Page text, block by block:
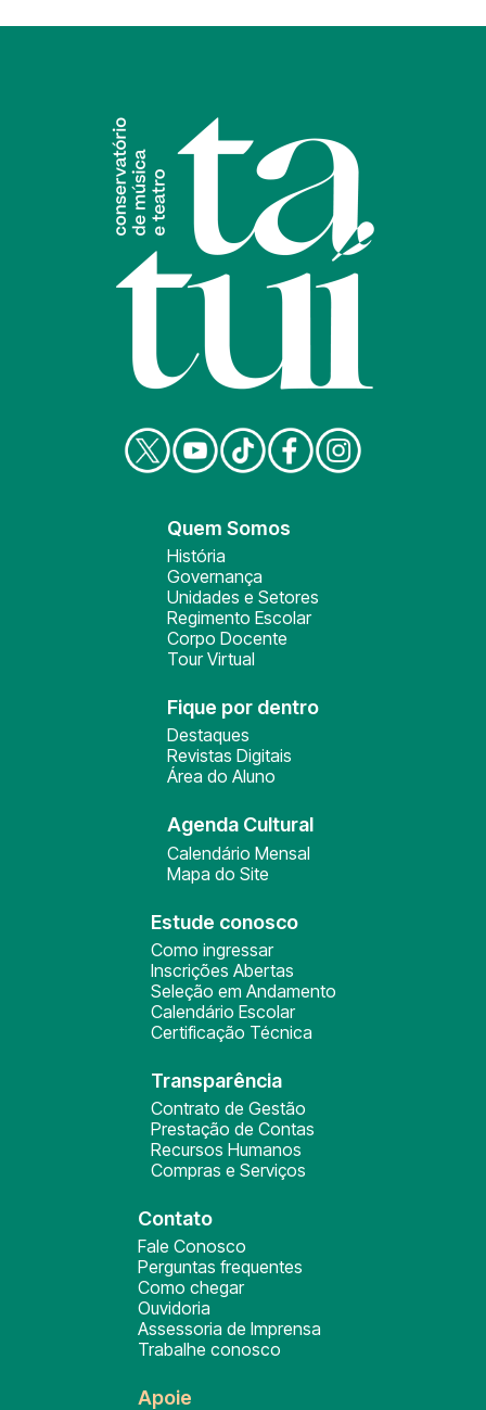
Quem Somos
História
Governança
Unidades e Setores
Regimento Escolar
Corpo Docente
Tour Virtual
Fique por dentro
Destaques
Revistas Digitais
Área do Aluno
Agenda Cultural
Calendário Mensal
Mapa do Site
Estude conosco
Como ingressar
Inscrições Abertas
Seleção em Andamento
Calendário Escolar
Certificação Técnica
Transparência
Contrato de Gestão
Prestação de Contas
Recursos Humanos
Compras e Serviços
Contato
Fale Conosco
Perguntas frequentes
Como chegar
Ouvidoria
Assessoria de Imprensa
Trabalhe conosco
Apoie